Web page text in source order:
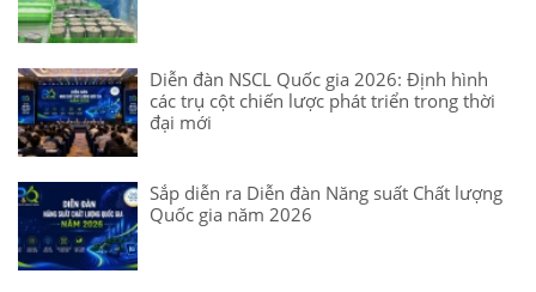
Diễn đàn NSCL Quốc gia 2026: Định hình
các trụ cột chiến lược phát triển trong thời
đại mới
Sắp diễn ra Diễn đàn Năng suất Chất lượng
Quốc gia năm 2026